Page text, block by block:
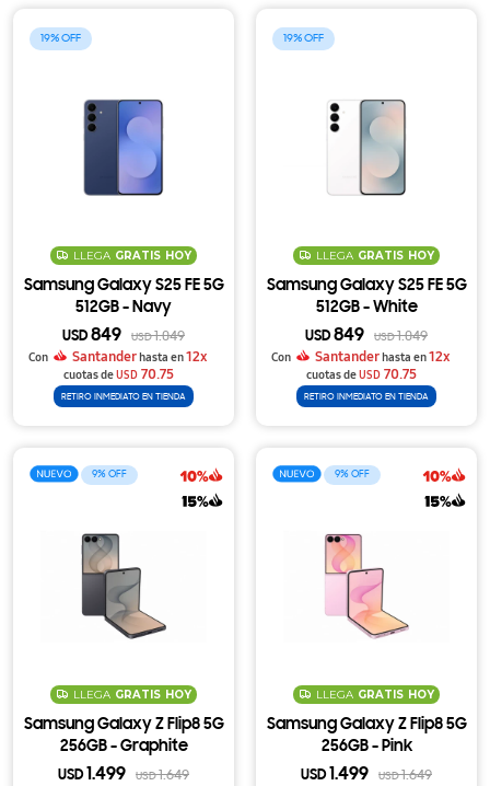
19
LLEGA GRATIS HOY
Samsung Galaxy S25 FE 5G
512GB - Navy
USD 849 USD1.049
Con
Santanderhasta en12x
cuotas deUSD 70.75
RETIRO INMEDIATO EN TIENDA
19
LLEGA GRATIS HOY
Samsung Galaxy S25 FE 5G
512GB - White
USD 849 USD1.049
Con
Santanderhasta en12x
cuotas deUSD 70.75
RETIRO INMEDIATO EN TIENDA
9
LLEGA GRATIS HOY
Samsung Galaxy Z Flip8 5G
256GB - Graphite
USD 1.499 USD1.649
9
LLEGA GRATIS HOY
Samsung Galaxy Z Flip8 5G
256GB - Pink
USD 1.499 USD1.649